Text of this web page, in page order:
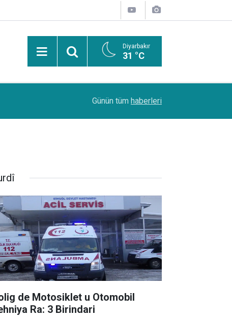
Diyarbakır
31 °C
Oto galericileri: İkinci el piyasası neredeyse
Günün tüm haberleri
de Motosiklet u Otomobil
Ra: 3 Birindari